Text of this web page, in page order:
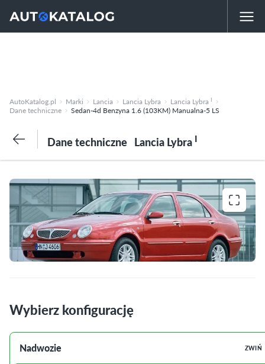
AutoKatalog.pl Marki Lancia Lancia Lybra Lancia Lybra I
Dane techniczne Sedan-4d Benzyna 1.6 (103KM) Manualna-5 LS
Dane techniczne Lancia Lybra I
Wybierz konfigurację
Nadwozie ZWIŃ